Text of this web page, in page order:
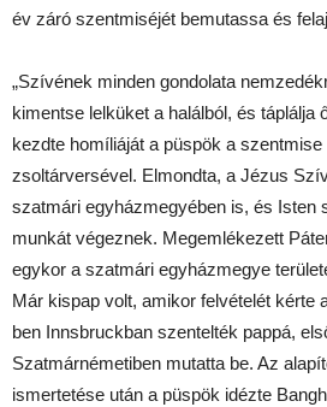
év záró szentmiséjét bemutassa és
„Szívének minden gondolata
kimentse lelküket a halálból, és táplálja
kezdte homíliáját a püspök a
zsoltárversével. Elmondta, a Jézus
szatmári egyházmegyében is, és Isten
munkát végeznek. Megemlékezett
egykor a szatmári egyházmegye
Már kispap volt, amikor felvételét kérte
ben Innsbruckban szentelték pappá,
Szatmárnémetiben mutatta be. Az
ismertetése után a püspök idézte